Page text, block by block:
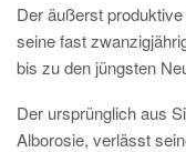
Der äußerst produktive
seine fast
bis zu den jüngsten
Der ursprünglich aus
Alborosie, verlässt